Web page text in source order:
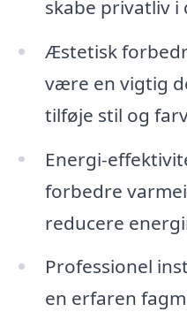
skabe privatliv i
Æstetisk
være en vigtig
tilføje stil og
Energi-
forbedre
reducere
Professionel
en erfaren